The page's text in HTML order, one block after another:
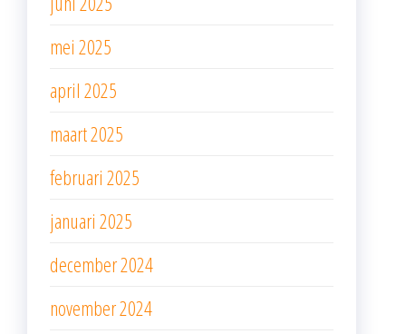
mei 2025
april 2025
maart 2025
februari 2025
januari 2025
december 2024
november 2024